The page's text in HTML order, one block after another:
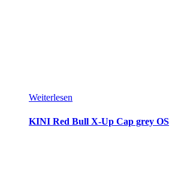
Weiterlesen
KINI Red Bull X-Up Cap grey OS